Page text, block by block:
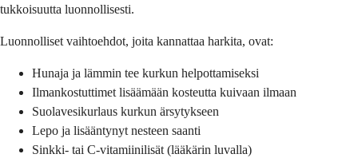
tukkoisuutta luonnollisesti.
Luonnolliset vaihtoehdot, joita kannattaa harkita, ovat:
Hunaja ja lämmin tee kurkun helpottamiseksi
Ilmankostuttimet lisäämään kosteutta kuivaan ilmaan
Suolavesikurlaus kurkun ärsytykseen
Lepo ja lisääntynyt nesteen saanti
Sinkki- tai C-vitamiinilisät (lääkärin luvalla)